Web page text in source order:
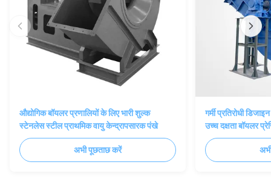
औद्योगिक बॉयलर प्रणालियों के लिए भारी शुल्क
स्टेनलेस स्टील प्राथमिक वायु केन्द्रापसारक पंखे
अभी पूछताछ करें
गर्मी प्रतिरोधी
उच्च दक्षता बॉयलर